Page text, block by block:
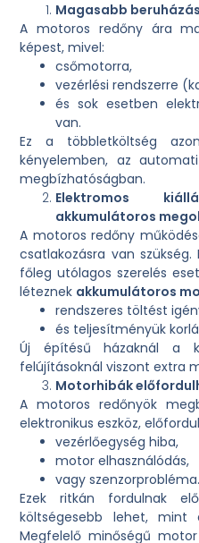
Magasabb
A motoros redőny ára
képest, mivel:
csőmotorra,
vezérlési rendszerre
és sok esetben
van.
Ez a többletköltség
kényelemben, az
megbízhatóságban.
Elektromos
akkumulátoros
A motoros redőny
csatlakozásra van
főleg utólagos szerelés
léteznek akkumulátoros
rendszeres töltést
és teljesítményük
Új építésű házaknál a
felújításoknál viszont extra
Motorhibák
A motoros redőnyök
elektronikus eszköz,
vezérlőegység hiba,
motor elhasználódás,
vagy szenzorprobléma.
Ezek ritkán fordulnak
költségesebb lehet, mint
Megfelelő minőségű